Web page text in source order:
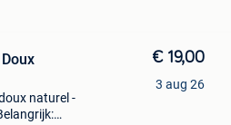
naturel -
€ 19,00
3 aug 26